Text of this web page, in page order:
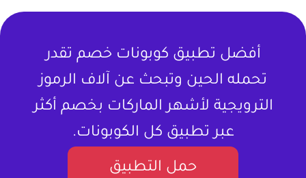
أفضل تطبيق كوبونات خصم تقدر
تحمله الحين وتبحث عن آلاف الرموز
الترويجية لأشهر الماركات بخصم أكثر
عبر تطبيق كل الكوبونات.
حمل التطبيق